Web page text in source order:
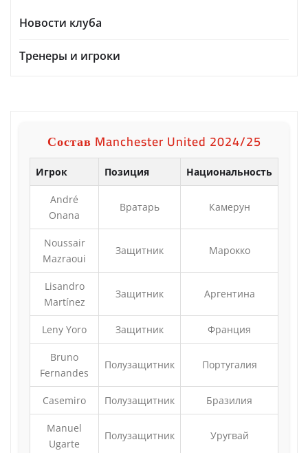
Новости клуба
Тренеры и игроки
Состав Manchester United 2024/25
Игрок Позиция Национальность
André
Onana
Вратарь Камерун
Noussair
Mazraoui
Защитник Марокко
Lisandro
Martínez
Защитник Аргентина
Leny Yoro Защитник Франция
Bruno
Fernandes
Полузащитник Португалия
Casemiro Полузащитник Бразилия
Manuel
Ugarte
Полузащитник Уругвай